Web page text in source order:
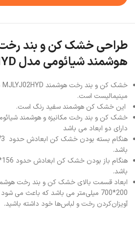
طراحی خشک کن و بند رخت
هوشمند شیائومی مدل MJLYJ02HYD
مینیمالیست است.
این خشک کن هوشمند سفید رنگ است.
دارای دو ابعاد می باشد
باشد.
باشد.
200*700 میلی‌متر می باشد که باعث می
آویزان‌کردن رخت و لباس‌ها خود داشته باشید.